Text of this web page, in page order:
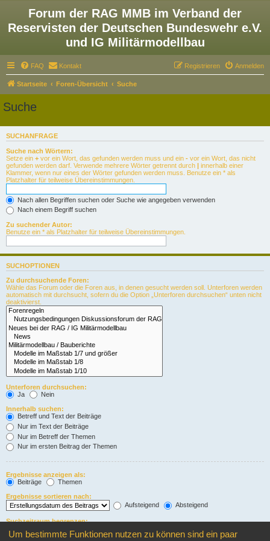
Forum der RAG MMB im Verband der
Reservisten der Deutschen Bundeswehr e.V.
und IG Militärmodellbau
FAQ Kontakt Anmelden
Registrieren
Startseite Foren-Übersicht Suche
Suche
SUCHANFRAGE
Suche nach Wörtern:
Setze ein + vor ein Wort, das gefunden werden muss und ein - vor ein Wort, das nicht
gefunden werden darf. Verwende mehrere Wörter getrennt durch | innerhalb einer
Klammer, wenn nur eines der Wörter gefunden werden muss. Benutze ein * als
Platzhalter für teilweise Übereinstimmungen.
Nach allen Begriffen suchen oder Suche wie angegeben verwenden
Nach einem Begriff suchen
Zu suchender Autor:
Benutze ein * als Platzhalter für teilweise Übereinstimmungen.
SUCHOPTIONEN
Zu durchsuchende Foren:
Wähle das Forum oder die Foren aus, in denen gesucht werden soll. Unterforen werden
automatisch mit durchsucht, sofern du die Option „Unterforen durchsuchen“ unten nicht
deaktivierst.
Unterforen durchsuchen:
Ja
Nein
Innerhalb suchen:
Betreff und Text der Beiträge
Nur im Text der Beiträge
Nur im Betreff der Themen
Nur im ersten Beitrag der Themen
Ergebnisse anzeigen als:
Beiträge
Themen
Ergebnisse sortieren nach:
Aufsteigend
Absteigend
Suchzeitraum begrenzen:
Um bestimmte Funktionen nutzen zu können sind ein paar